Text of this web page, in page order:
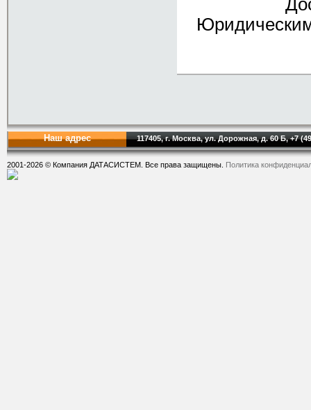
Юридическим
Наш адрес 117405, г. Москва, ул. Дорожная, д. 60 Б, +7
2001-2026 © Компания ДАТАСИСТЕМ. Все права защищены. Политика